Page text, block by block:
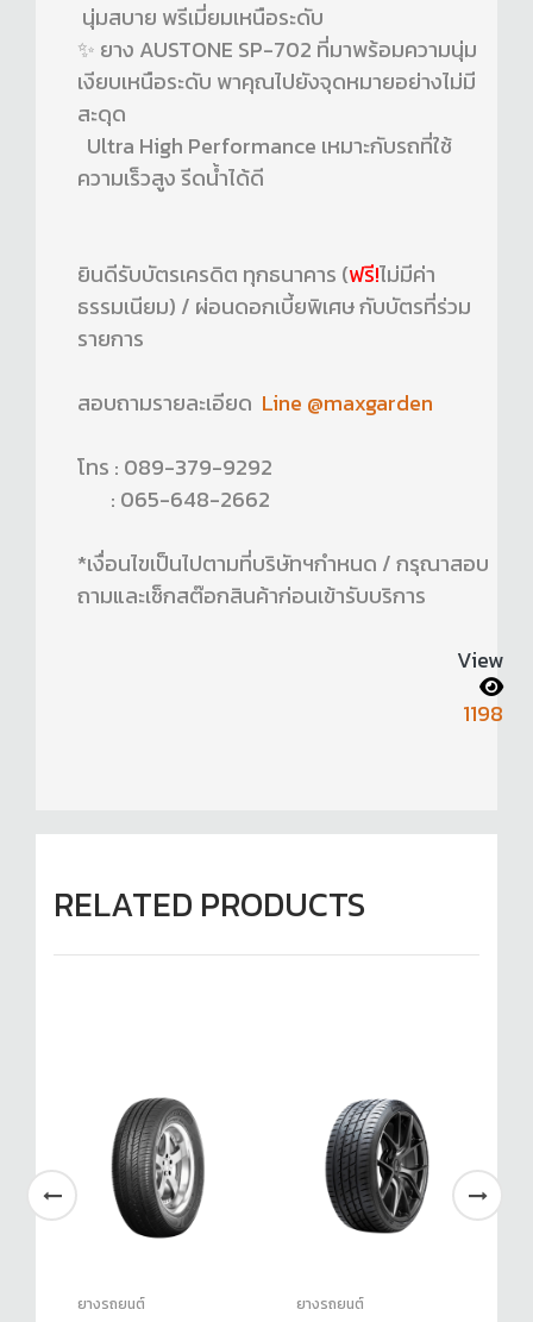
นุ่มสบาย พรีเมี่ยมเหนือระดับ
✨ ยาง AUSTONE SP-702 ที่มาพร้อมความนุ่ม
เงียบเหนือระดับ พาคุณไปยังจุดหมายอย่างไม่มี
สะดุด
Ultra High Performance เหมาะกับรถที่ใช้
ความเร็วสูง รีดน้ำได้ดี
ยินดีรับบัตรเครดิต ทุกธนาคาร (ฟรี!ไม่มีค่า
ธรรมเนียม) / ผ่อนดอกเบี้ยพิเศษ กับบัตรที่ร่วม
รายการ
สอบถามรายละเอียด Line @maxgarden
โทร : 089-379-9292
: 065-648-2662
*เงื่อนไขเป็นไปตามที่บริษัทฯกำหนด / กรุณาสอบ
ถามและเช็กสต๊อกสินค้าก่อนเข้ารับบริการ
View
1198
RELATED PRODUCTS
ยางรถยนต์ ยางรถยนต์